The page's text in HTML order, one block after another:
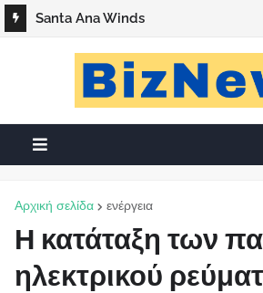
Santa Ana Winds
Αρχική σελίδα ενέργεια
Η κατάταξη των
ηλεκτρικού